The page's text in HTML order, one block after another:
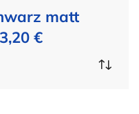
matt
€